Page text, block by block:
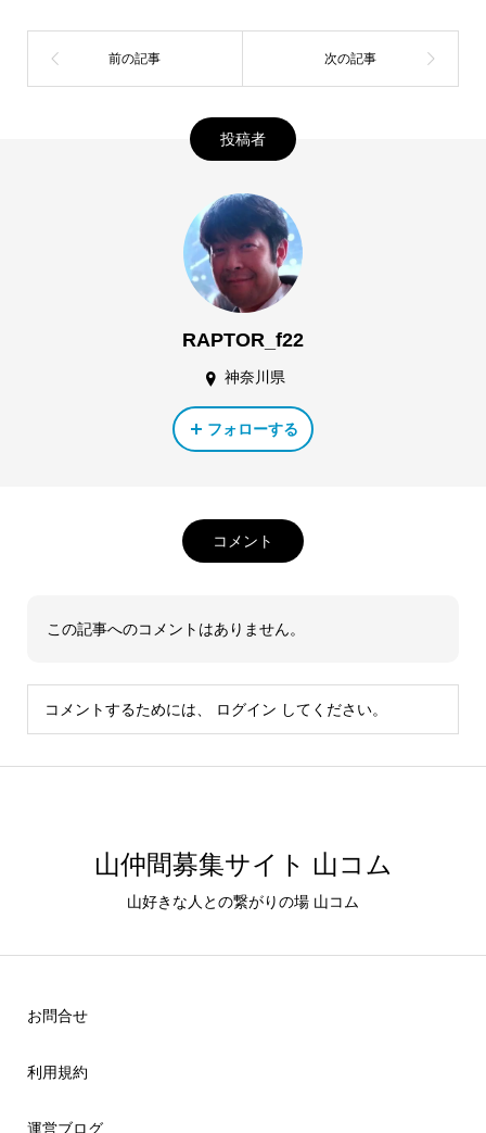
投稿者
RAPTOR_f22
神奈川県
フォローする
コメント
この記事へのコメントはありません。
コメントするためには、 ログイン してください。
山仲間募集サイト 山コム
山好きな人との繋がりの場 山コム
お問合せ
利用規約
運営ブログ